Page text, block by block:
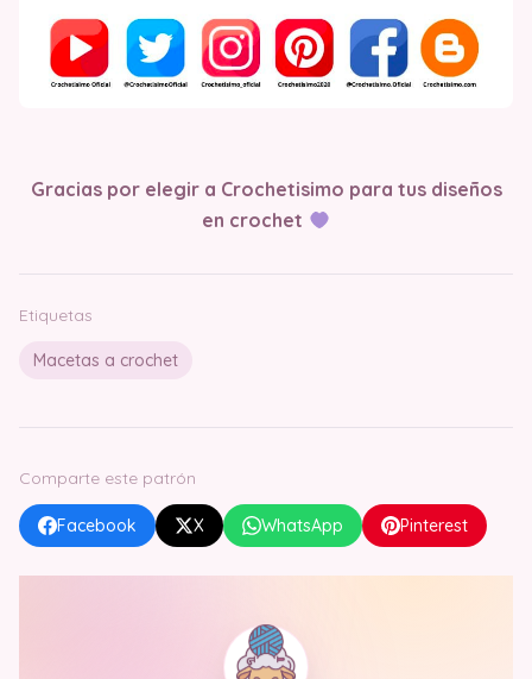
Gracias por elegir a Crochetisimo para tus diseños
en crochet
Etiquetas
Macetas a crochet
Comparte este patrón
Facebook X WhatsApp Pinterest